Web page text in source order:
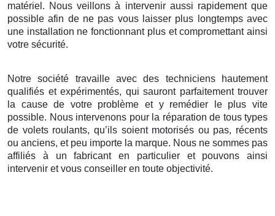
matériel. Nous veillons à intervenir aussi rapidement que
possible afin de ne pas vous laisser plus longtemps avec
une installation ne fonctionnant plus et compromettant ainsi
votre sécurité.
Notre société travaille avec des techniciens hautement
qualifiés et expérimentés, qui sauront parfaitement trouver
la cause de votre problème et y remédier le plus vite
possible. Nous intervenons pour la réparation de tous types
de volets roulants, qu’ils soient motorisés ou pas, récents
ou anciens, et peu importe la marque. Nous ne sommes pas
affiliés à un fabricant en particulier et pouvons ainsi
intervenir et vous conseiller en toute objectivité.